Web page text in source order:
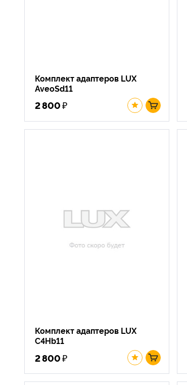
Комплект адаптеров LUX
AveoSd11
2 800₽
Комплект адаптеров LUX
C4Hb11
2 800₽